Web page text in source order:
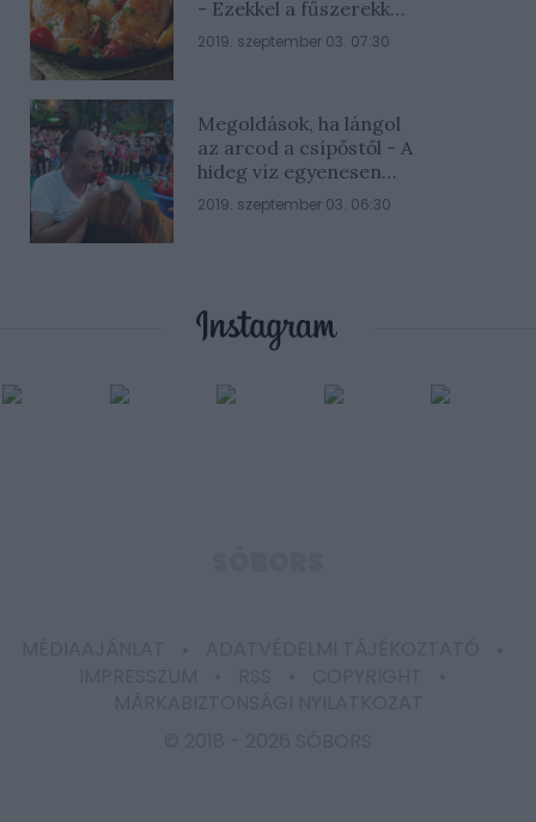
- Ezekkel a fűszerekkel
lesz a legfinomabb
2019. szeptember 03. 07:30
Megoldások, ha lángol
az arcod a csípőstől - A
hideg víz egyenesen
rossz ötlet
2019. szeptember 03. 06:30